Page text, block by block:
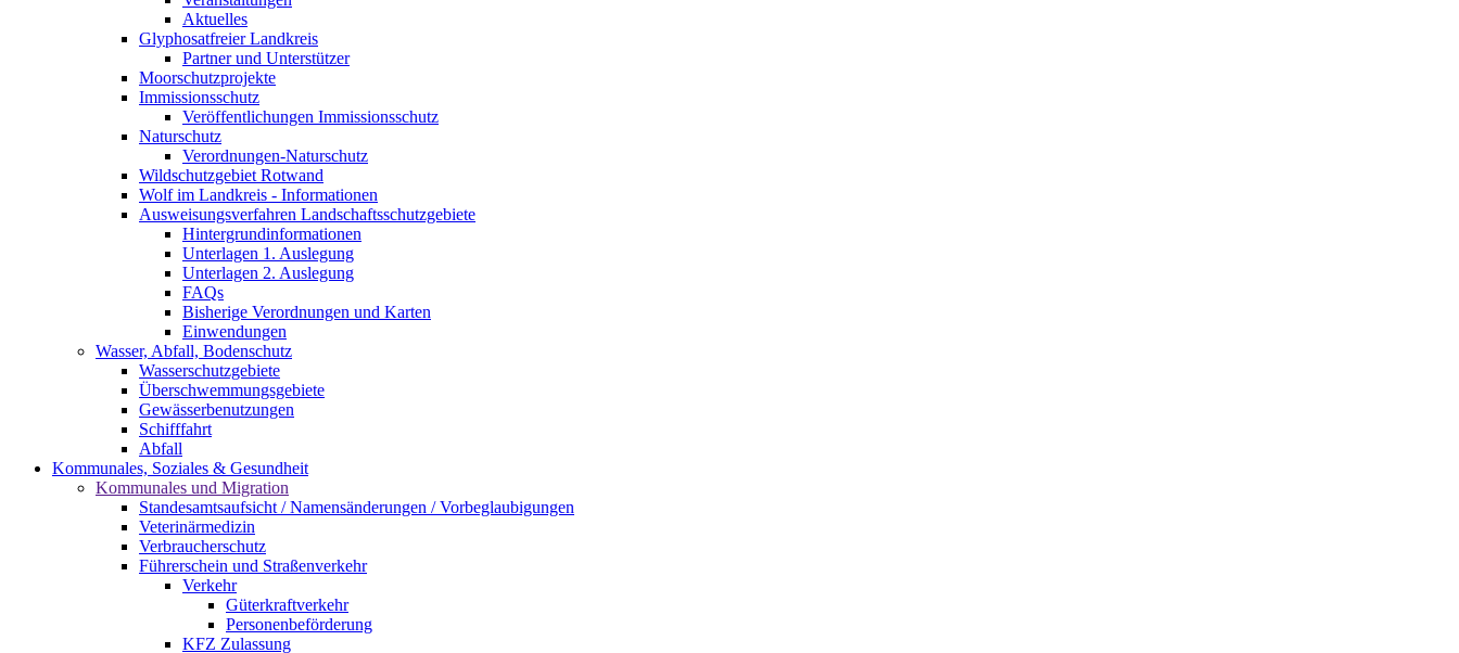
Aktuelles
Glyphosatfreier Landkreis
Partner und Unterstützer
Moorschutzprojekte
Immissionsschutz
Veröffentlichungen Immissionsschutz
Naturschutz
Verordnungen-Naturschutz
Wildschutzgebiet Rotwand
Wolf im Landkreis - Informationen
Ausweisungsverfahren Landschaftsschutzgebiete
Hintergrundinformationen
Unterlagen 1. Auslegung
Unterlagen 2. Auslegung
FAQs
Bisherige Verordnungen und Karten
Einwendungen
Wasser, Abfall, Bodenschutz
Wasserschutzgebiete
Überschwemmungsgebiete
Gewässerbenutzungen
Schifffahrt
Abfall
Kommunales, Soziales & Gesundheit
Kommunales und Migration
Standesamtsaufsicht / Namensänderungen / Vorbeglaubigungen
Veterinärmedizin
Verbraucherschutz
Führerschein und Straßenverkehr
Verkehr
Güterkraftverkehr
Personenbeförderung
KFZ Zulassung